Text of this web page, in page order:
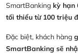
SmartBanking kỳ hạn
tối thiểu từ 100 triệu
Đặc biệt, khách hàng
SmartBanking sẽ